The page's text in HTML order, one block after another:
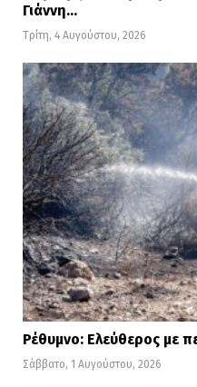
Γιάννη…
Τρίτη, 4 Αυγούστου, 2026
Ρέθυμνο: Ελεύθερος με
Σάββατο, 1 Αυγούστου, 2026